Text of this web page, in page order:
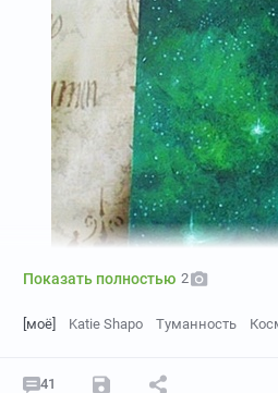
Ну и парочка новых обложечек)
Показать полностью 2
[моё] Katie Shapo Туманность
41